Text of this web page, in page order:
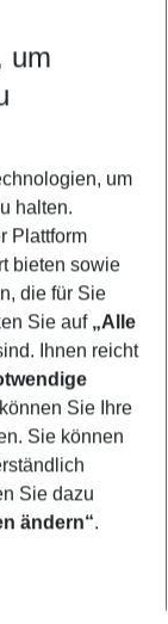
um
um
halten.
Plattform
bieten sowie
die für Sie
Sie auf „Alle
Ihnen reicht
können Sie Ihre
Sie können
Sie dazu
ändern“.